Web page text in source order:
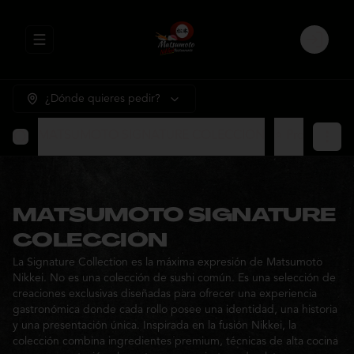
Abrir menu de navegación Login
¿Dónde quieres pedir?
MATSUMOTO SIGNATURE
COLECCION
La Signature Collection es la máxima expresión de Matsumoto
Nikkei. No es una colección de sushi común. Es una selección de
creaciones exclusivas diseñadas para ofrecer una experiencia
gastronómica donde cada rollo posee una identidad, una historia
y una presentación única. Inspirada en la fusión Nikkei, la
colección combina ingredientes premium, técnicas de alta cocina